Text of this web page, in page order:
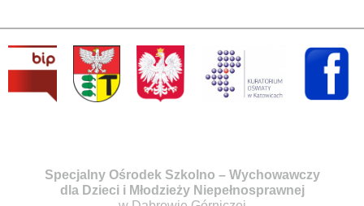
Specjalny Ośrodek Szkolno – Wychowawczy
dla Dzieci i Młodzieży Niepełnosprawnej